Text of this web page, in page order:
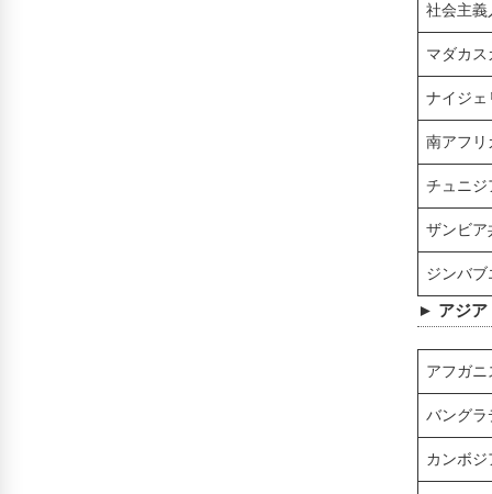
社会主義
マダカス
ナイジェ
南アフリ
チュニジ
ザンビア
ジンバブ
► アジア
アフガニ
バングラ
カンボジ